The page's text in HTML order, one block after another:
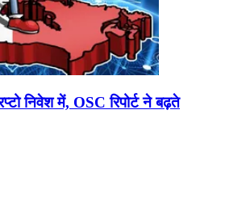
निवेश में, OSC रिपोर्ट ने बढ़ते